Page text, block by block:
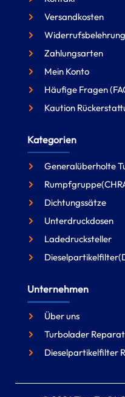
Versandkosten
Widerrufsbelehrung
Zahlungsarten
Mein Konto
Häufige Fragen
Kaution
Kategorien
Generalüberholte
Dichtungssätze
Unterdruckdosen
Ladedrucksteller
Unternehmen
Über uns
Turbolader
Dieselpartikelfilter